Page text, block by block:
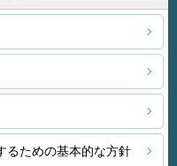
るための基本的な方針